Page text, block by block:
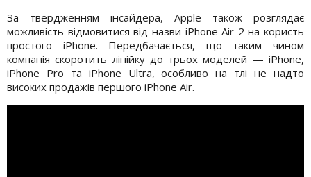
За твердженням інсайдера, Apple також розглядає
можливість відмовитися від назви iPhone Air 2 на користь
простого iPhone. Передбачається, що таким чином
компанія скоротить лінійку до трьох моделей — iPhone,
iPhone Pro та iPhone Ultra, особливо на тлі не надто
високих продажів першого iPhone Air.